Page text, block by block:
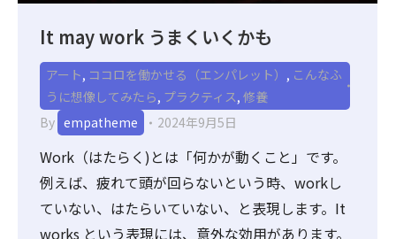
It may work うまくいくかも
アート, ココロを働かせる（エンパレット） , こんなふ
うに想像してみたら, プラクティス, 修養
By empatheme 2024年9月5日
Work（はたらく)とは「何かが動くこと」です。
例えば、疲れて頭が回らないという時、workし
ていない、はたらいていない、と表現します。It
works という表現には、意外な効用があります。